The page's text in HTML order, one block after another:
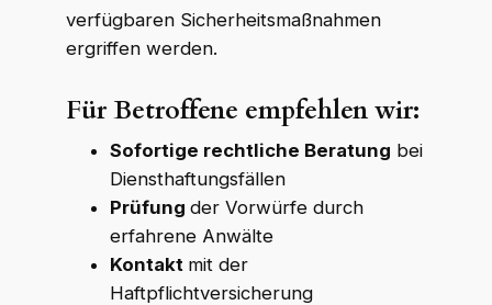
verfügbaren Sicherheitsmaßnahmen
ergriffen werden.
Für Betroffene empfehlen wir:
Sofortige rechtliche Beratung bei
Diensthaftungsfällen
Prüfung der Vorwürfe durch
erfahrene Anwälte
Kontakt mit der
Haftpflichtversicherung